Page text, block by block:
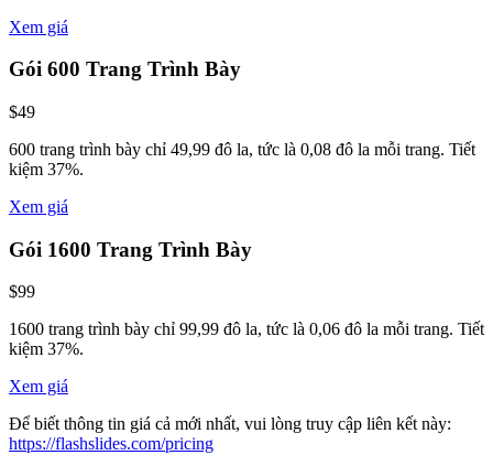
Xem giá
Gói 600 Trang Trình Bày
$49
600 trang trình bày chỉ 49,99 đô la, tức là 0,08 đô la mỗi trang. Tiết
kiệm 37%.
Xem giá
Gói 1600 Trang Trình Bày
$99
1600 trang trình bày chỉ 99,99 đô la, tức là 0,06 đô la mỗi trang. Tiết
kiệm 37%.
Xem giá
Để biết thông tin giá cả mới nhất, vui lòng truy cập liên kết này:
https://flashslides.com/pricing